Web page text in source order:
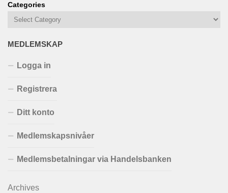
Categories
MEDLEMSKAP
Logga in
Registrera
Ditt konto
Medlemskapsnivåer
Medlemsbetalningar via Handelsbanken
Archives